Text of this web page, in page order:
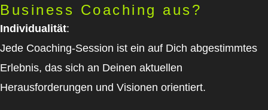
Business Coaching aus?
Individualität:
Jede Coaching-Session ist ein auf Dich abgestimmtes
Erlebnis, das sich an Deinen aktuellen
Herausforderungen und Visionen orientiert.